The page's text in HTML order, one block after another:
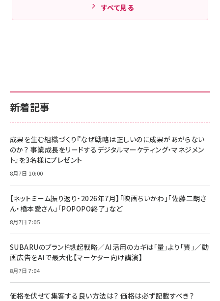
新着記事
成果を生む組織づくり『なぜ戦略は正しいのに成果があがらない
のか？ 事業成長をリードするデジタルマーケティング・マネジメン
ト』を3名様にプレゼント
8月7日 10:00
【ネットミーム振り返り・2026年7月】「映画ちいかわ」「佐藤二朗さ
ん・橋本愛さん」「POPOPO終了」など
8月7日 7:05
SUBARUのブランド想起戦略／AI活用のカギは「量」より「質」／動
画広告をAIで最大化【マーケター向け講演】
8月7日 7:04
価格を伏せて集客する良い方法は？ 価格は必ず記載すべき？
すべて見る